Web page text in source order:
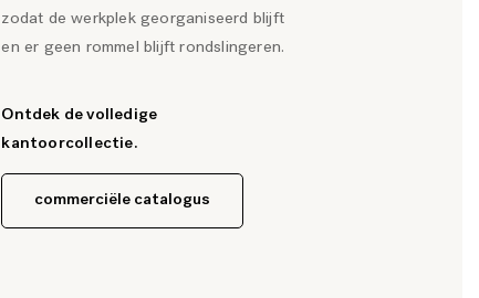
zodat de werkplek georganiseerd blijft
en er geen rommel blijft rondslingeren.
Ontdek de volledige
kantoorcollectie.
commerciële catalogus